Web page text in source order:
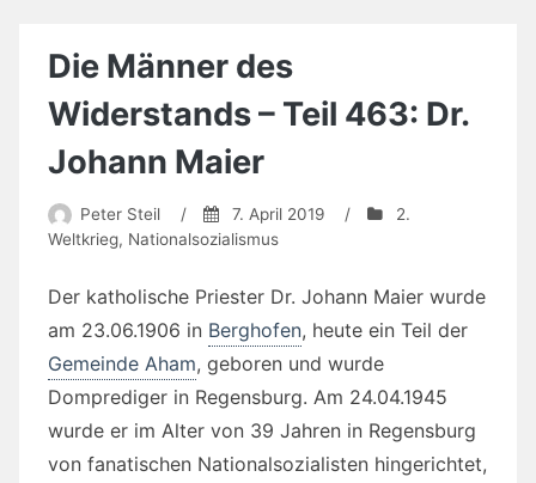
Die Männer des
Widerstands – Teil 463: Dr.
Johann Maier
Peter Steil / 7. April 2019 /
2.
Weltkrieg, Nationalsozialismus
Der katholische Priester Dr. Johann Maier wurde
am 23.06.1906 in Berghofen, heute ein Teil der
Gemeinde Aham, geboren und wurde
Domprediger in Regensburg. Am 24.04.1945
wurde er im Alter von 39 Jahren in Regensburg
von fanatischen Nationalsozialisten hingerichtet,